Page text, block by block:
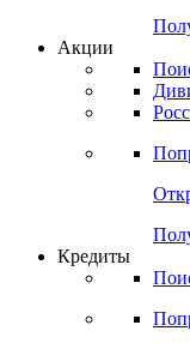
Акции
Кредиты